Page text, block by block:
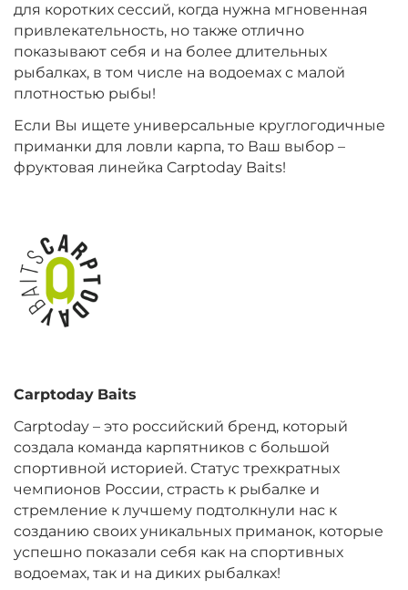
‍899‍ ₽ ‍1 058‍₽ −
Диаметр:
Вкус:
Диаметр:
Вкус:
Диаметр:
Вкус:
Мульти Фиш
‍899‍ ₽‍1 058‍₽ +
−
Диаметр:
Вкус:
для коротких сессий, когда нужна мгновенная
привлекательность, но также отлично
показывают себя и на более длительных
рыбалках, в том числе на водоемах с малой
плотностью рыбы!
Если Вы ищете универсальные круглогодичные
приманки для ловли карпа, то Ваш выбор –
фруктовая линейка Carptoday Baits!
Carptoday Baits
Carptoday – это российский бренд, который
создала команда карпятников с большой
спортивной историей. Статус трехкратных
чемпионов России, страсть к рыбалке и
стремление к лучшему подтолкнули нас к
созданию своих уникальных приманок, которые
успешно показали себя как на спортивных
водоемах, так и на диких рыбалках!